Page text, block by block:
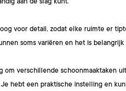
voor detail, zodat elke ruimte er
soms variëren en het is belangrijk
om verschillende schoonmaaktaken
hebt een praktische instelling en